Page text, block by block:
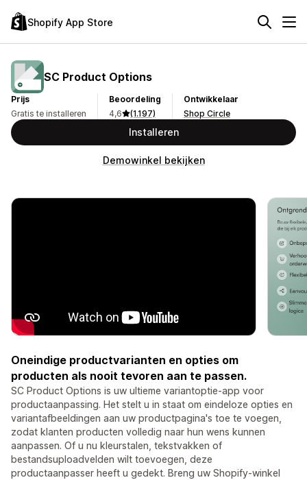
Shopify App Store
SC Product Options
Prijs
Gratis te installeren
Beoordeling
4,6
(1.197)
Ontwikkelaar
Shop Circle
Installeren
Demowinkel bekijken
Oneindige productvarianten en opties om
producten als nooit tevoren aan te passen.
SC Product Options is uw ultieme variantoptie-app voor
productaanpassing. Het stelt u in staat om eindeloze opties en
variantafbeeldingen aan uw productpagina's toe te voegen,
zodat klanten producten volledig naar hun wens kunnen
aanpassen. Of u nu kleurstalen, tekstvakken of
bestandsuploadvelden wilt toevoegen, deze
productaanpasser heeft u gedekt. Breng uw Shopify-winkel